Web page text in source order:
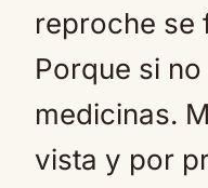
reproche se
Porque si
medicinas.
vista y por